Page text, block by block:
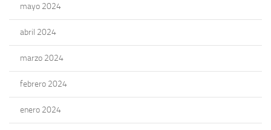
mayo 2024
abril 2024
marzo 2024
febrero 2024
enero 2024